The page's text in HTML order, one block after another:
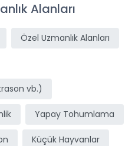
Alanları
Özel Uzmanlık Alanları
vb.)
Yapay Tohumlama
Küçük Hayvanlar